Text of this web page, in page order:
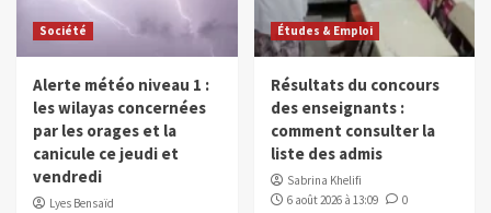
Société
Alerte météo niveau 1 :
les wilayas concernées
par les orages et la
canicule ce jeudi et
vendredi
Lyes Bensaïd
Études & Emploi
Résultats du concours
des enseignants :
comment consulter la
liste des admis
Sabrina Khelifi
6 août 2026 à 13:09
0